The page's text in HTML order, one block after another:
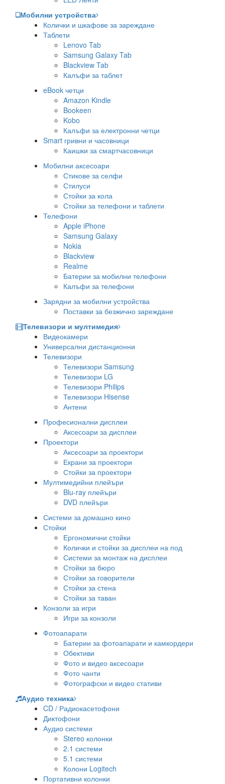
Мобилни устройства
Колички и шкафове за зареждане
Таблети
Lenovo Tab
Samsung Galaxy Tab
Blackview Tab
Калъфи за таблет
eBook четци
Amazon Kindle
Bookeen
Kobo
Калъфи за електронни четци
Smart гривни и часовници
Каишки за смартчасовници
Мобилни аксесоари
Стикове за селфи
Стилуси
Стойки за кола
Стойки за телефони и таблети
Телефони
Apple iPhone
Samsung Galaxy
Nokia
Blackview
Realme
Батерии за мобилни телефони
Калъфи за телефони
Зарядни за мобилни устройства
Поставки за безжично зареждане
Телевизори и мултимедия
Видеокамери
Универсални дистанционни
Телевизори
Телевизори Samsung
Телевизори LG
Телевизори Philips
Телевизори Hisense
Антени
Професионални дисплеи
Аксесоари за дисплеи
Проектори
Аксесоари за проектори
Екрани за проектори
Стойки за проектори
Мултимедийни плейъри
Blu-ray плейъри
DVD плейъри
Системи за домашно кино
Стойки
Ергономични стойки
Колички и стойки за дисплеи на под
Системи за монтаж на дисплеи
Стойки за бюро
Стойки за говорители
Стойки за стена
Стойки за таван
Конзоли за игри
Игри за конзоли
Фотоапарати
Батерии за фотоапарати и камкордери
Обективи
Фото и видео аксесоари
Фото чанти
Фотографски и видео стативи
Аудио техника
CD / Радиокасетофони
Диктофони
Аудио системи
Stereo колонки
2.1 системи
5.1 системи
Колони Logitech
Портативни колонки